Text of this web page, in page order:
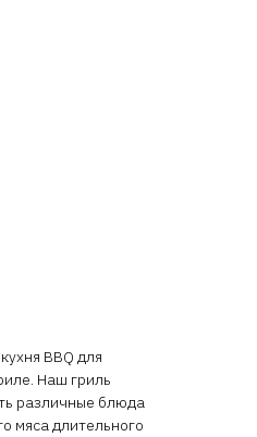
BBQ для
Наш гриль
различные блюда
мяса длительного